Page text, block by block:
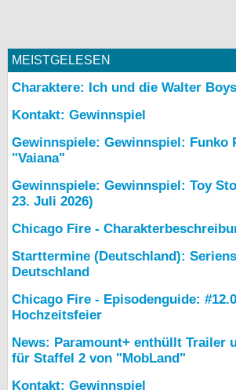
MEISTGELESEN
Charaktere: Ich und die Walter
Kontakt: Gewinnspiel
Gewinnspiele: Gewinnspiel: Funko
"Vaiana"
Gewinnspiele: Gewinnspiel: Toy
23. Juli 2026)
Chicago Fire -
Starttermine (Deutschland):
Deutschland
Chicago Fire - Episodenguide:
Hochzeitsfeier
News: Paramount+ enthüllt Trailer
für Staffel 2 von "MobLand"
Kontakt: Gewinnspiel